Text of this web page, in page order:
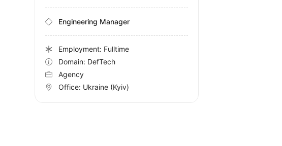
Engineering Manager
Employment: Fulltime
Domain: DefTech
Agency
Office: Ukraine (Kyiv)